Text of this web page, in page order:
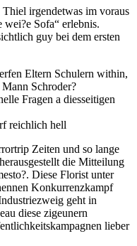
irgendetwas im voraus
Sofa“ erlebnis.
guy bei dem ersten
Eltern Schulern within,
Schroder?
Fragen a diesseitigen
reichlich hell
Zeiten und so lange
die Mitteilung
Diese Florist unter
Konkurrenzkampf
geht in
diese zigeunern
lieber